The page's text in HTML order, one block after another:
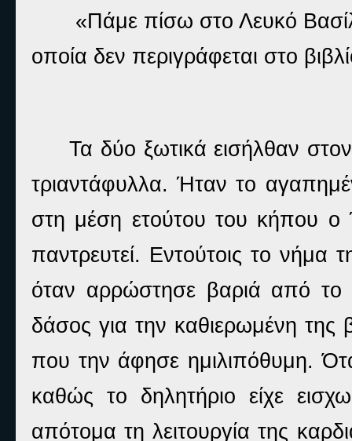
«Πάμε πίσω στο Λευκό
οποία δεν περιγράφεται στο
Τα δύο ξωτικά εισήλθαν
τριαντάφυλλα. Ήταν το
στη μέση ετούτου του κήπου ο
παντρευτεί. Εντούτοις το
όταν αρρώστησε βαριά από το
δάσος για την καθιερωμένη της
που την άφησε ημιλιπόθυμη.
καθώς το δηλητήριο είχε
απότομα τη λειτουργία της